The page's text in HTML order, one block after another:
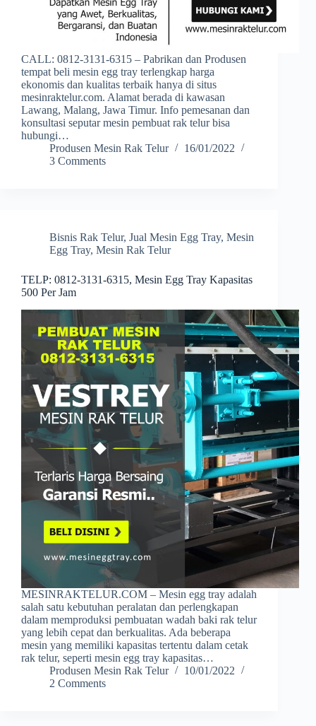
CALL: 0812-3131-6315 – Pabrikan dan Produsen
tempat beli mesin egg tray terlengkap harga
ekonomis dan kualitas terbaik hanya di situs
mesinraktelur.com. Alamat berada di kawasan
Lawang, Malang, Jawa Timur. Info pemesanan dan
konsultasi seputar mesin pembuat rak telur bisa
hubungi…
Produsen Mesin Rak Telur
16/01/2022
3 Comments
Bisnis Rak Telur, Jual Mesin Egg Tray, Mesin
Egg Tray, Mesin Rak Telur
TELP: 0812-3131-6315, Mesin Egg Tray Kapasitas
500 Per Jam
MESINRAKTELUR.COM – Mesin egg tray adalah
salah satu kebutuhan peralatan dan perlengkapan
dalam memproduksi pembuatan wadah baki rak telur
yang lebih cepat dan berkualitas. Ada beberapa
mesin yang memiliki kapasitas tertentu dalam cetak
rak telur, seperti mesin egg tray kapasitas…
Produsen Mesin Rak Telur
10/01/2022
2 Comments